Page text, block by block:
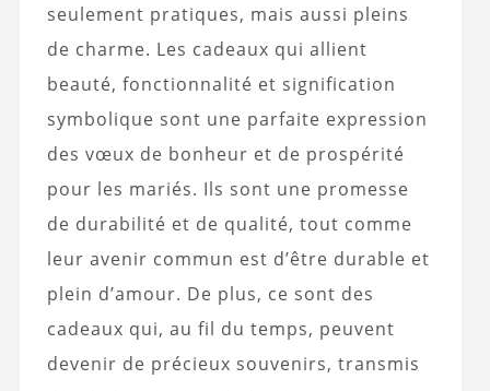
seulement pratiques, mais aussi pleins
de charme. Les cadeaux qui allient
beauté, fonctionnalité et signification
symbolique sont une parfaite expression
des vœux de bonheur et de prospérité
pour les mariés. Ils sont une promesse
de durabilité et de qualité, tout comme
leur avenir commun est d’être durable et
plein d’amour. De plus, ce sont des
cadeaux qui, au fil du temps, peuvent
devenir de précieux souvenirs, transmis